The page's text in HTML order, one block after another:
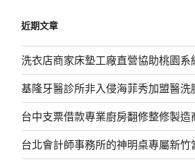
字:
近期文章
洗衣店商家床墊工廠直營協助桃園
基隆牙醫診所非入侵海菲秀加盟醫
台中支票借款專業廚房翻修整修製
台北會計師事務所的神明桌專屬新